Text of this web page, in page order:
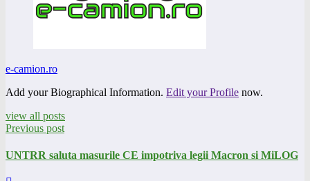
e-camion.ro
Add your Biographical Information. Edit your Profile now.
view all posts
Previous post
UNTRR saluta masurile CE impotriva legii Macron si MiLOG